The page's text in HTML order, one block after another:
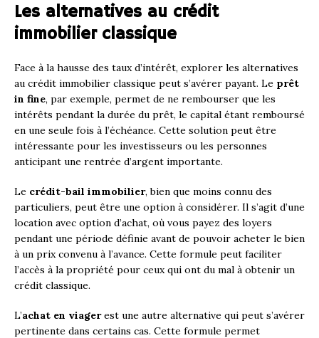
Les alternatives au crédit
immobilier classique
Face à la hausse des taux d’intérêt, explorer les alternatives
au crédit immobilier classique peut s’avérer payant. Le prêt
in fine, par exemple, permet de ne rembourser que les
intérêts pendant la durée du prêt, le capital étant remboursé
en une seule fois à l’échéance. Cette solution peut être
intéressante pour les investisseurs ou les personnes
anticipant une rentrée d’argent importante.
Le crédit-bail immobilier, bien que moins connu des
particuliers, peut être une option à considérer. Il s’agit d’une
location avec option d’achat, où vous payez des loyers
pendant une période définie avant de pouvoir acheter le bien
à un prix convenu à l’avance. Cette formule peut faciliter
l’accès à la propriété pour ceux qui ont du mal à obtenir un
crédit classique.
L’achat en viagerest une autre alternative qui peut s’avérer
pertinente dans certains cas. Cette formule permet